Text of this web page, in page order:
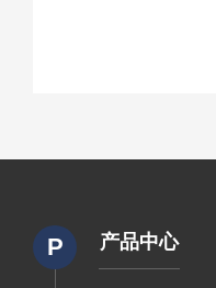
P 产品中心